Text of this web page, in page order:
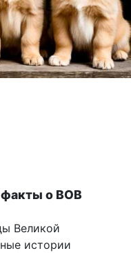
факты о ВОВ
Великой
истории